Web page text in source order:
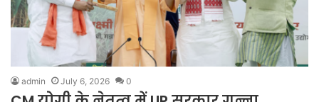
admin July 6, 2026 0